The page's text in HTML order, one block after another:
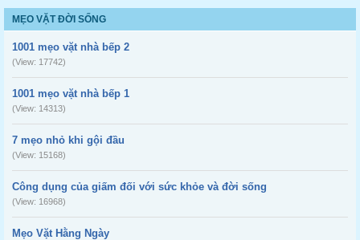
MẸO VẶT ĐỜI SỐNG
1001 mẹo vặt nhà bếp 2
(View: 17742)
1001 mẹo vặt nhà bếp 1
(View: 14313)
7 mẹo nhỏ khi gội đầu
(View: 15168)
Công dụng của giấm đối với sức khỏe và đời sống
(View: 16968)
Mẹo Vặt Hằng Ngày